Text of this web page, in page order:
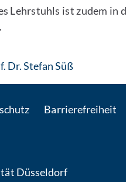
Lehrstuhls ist zudem
Dr. Stefan Süß: Per E-
Barrierefreiheit
Düsseldorf